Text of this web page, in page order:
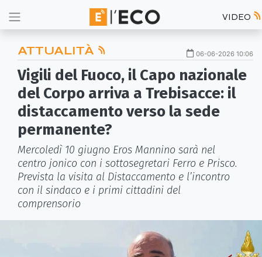
VIDEO
ATTUALITÀ 06-06-2026 10:06
Vigili del Fuoco, il Capo nazionale
del Corpo arriva a Trebisacce: il
distaccamento verso la sede
permanente?
Mercoledì 10 giugno Eros Mannino sarà nel
centro jonico con i sottosegretari Ferro e Prisco.
Prevista la visita al Distaccamento e l’incontro
con il sindaco e i primi cittadini del
comprensorio